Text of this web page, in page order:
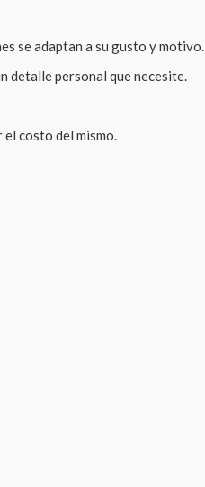
se adaptan a su gusto y motivo.
detalle personal que necesite.
costo del mismo.